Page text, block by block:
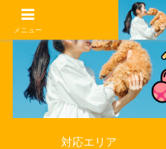
対応エリア
メニュー